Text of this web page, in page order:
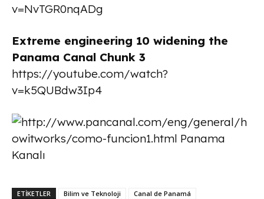
v=NvTGR0nqADg
Extreme engineering 10 widening the
Panama Canal Chunk 3
https://youtube.com/watch?
v=k5QUBdw3Ip4
ETİKETLER Bilim ve Teknoloji
Canal de Panamá